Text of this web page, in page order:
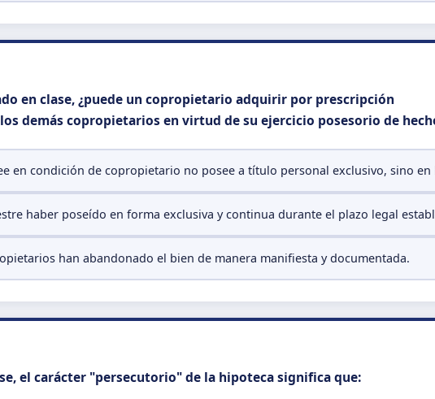
en clase, ¿puede un copropietario adquirir por prescripción
demás copropietarios en virtud de su ejercicio posesorio de
en condición de copropietario no posee a título personal exclusivo, sino
haber poseído en forma exclusiva y continua durante el plazo legal
han abandonado el bien de manera manifiesta y documentada.
el carácter "persecutorio" de la hipoteca significa que: